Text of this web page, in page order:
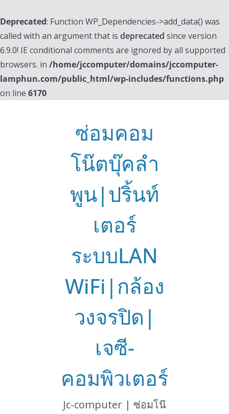
Deprecated: Function WP_Dependencies->add_data() was
called with an argument that is deprecated since version
6.9.0! IE conditional comments are ignored by all supported
browsers. in /home/jccomputer/domains/jccomputer-
lamphun.com/public_html/wp-includes/functions.php
on line 6170
ซ่อมคอม
โน๊ตบุ๊คลำ
พูน|ปริ้นท์
เตอร์
ระบบLAN
WiFi|กล้อง
วงจรปิด|
เจซี-
คอมพิวเตอร์
Jc-computer | ซ่อมโน๊